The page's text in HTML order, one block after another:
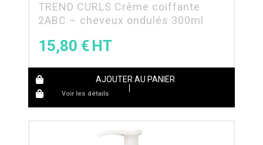
TREND CURLS Crème coiffante
2ABC – cheveux ondulés 300ml
15,80 €
AJOUTER AU PANIER
Voir les détails